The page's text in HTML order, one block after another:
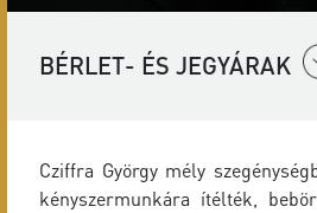
BÉRLET- ÉS JEGYÁRAK
Cziffra György mély
kényszermunkára ítélték,